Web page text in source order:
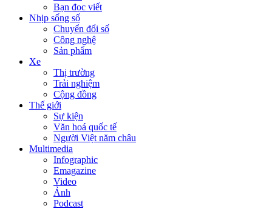
Bạn đọc viết
Nhịp sống số
Chuyển đổi số
Công nghệ
Sản phẩm
Xe
Thị trường
Trải nghiệm
Cộng đồng
Thế giới
Sự kiện
Văn hoá quốc tế
Người Việt năm châu
Multimedia
Infographic
Emagazine
Video
Ảnh
Podcast